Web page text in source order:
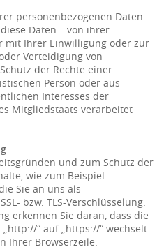
personenbezogenen Daten
Daten – von ihrer
mit Ihrer Einwilligung oder zur
Verteidigung von
der Rechte einer
Person oder aus
Interesses der
Mitgliedstaats verarbeitet
und zum Schutz der
wie zum Beispiel
Sie an uns als
bzw. TLS-Verschlüsselung.
erkennen Sie daran, dass die
“ auf „https://“ wechselt
Ihrer Browserzeile.